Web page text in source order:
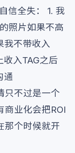
信全失： 1. 我
照片如果不高
我不带收入
收入TAG之后
通
只不过是一个
商业化会把ROI
那个时候就开